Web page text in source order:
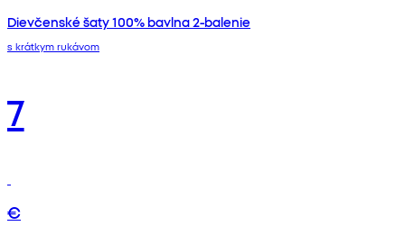
Dievčenské šaty 100% bavlna 2-balenie
s krátkym rukávom
7
€